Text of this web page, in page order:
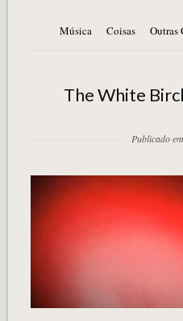
Música Coisas Outras
The White
Publicado